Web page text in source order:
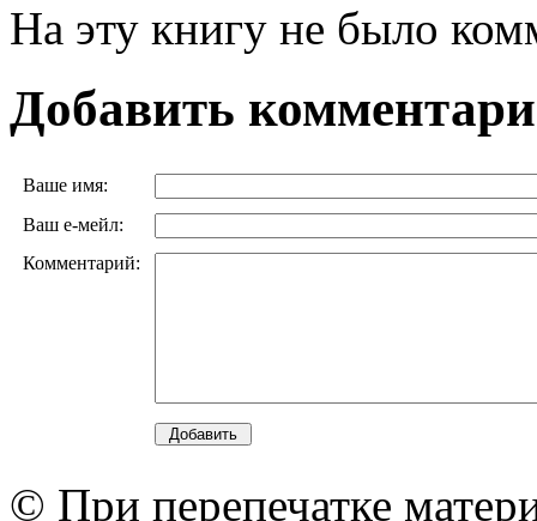
На эту книгу не было
Добавить
Ваше имя:
Ваш е-мейл:
Комментарий:
© При перепечатке